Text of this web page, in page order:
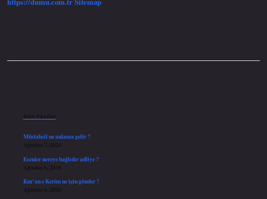
Son Yazılar
Müstahsil ne anlama gelir ?
Ağustos 7, 2026
Esenler nereye bağlıdır adliye ?
Ağustos 6, 2026
Kur’an-ı Kerim ne için gönder ?
Ağustos 6, 2026